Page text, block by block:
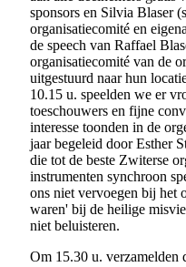
sponsors en Silvia Blaser
organisatiecomité en
de speech van Raffael
organisatiecomité van de
uitgestuurd naar hun
10.15 u. speelden we er
toeschouwers en fijne
interesse toonden in de
jaar begeleid door Esther
die tot de beste Zwiterse
instrumenten synchroon
ons niet vervoegen bij het
waren' bij de heilige
niet beluisteren.
Om 15.30 u. verzamelden